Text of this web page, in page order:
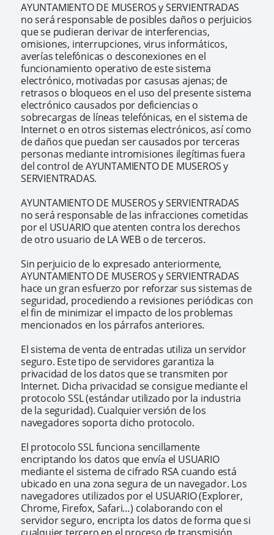
AYUNTAMIENTO DE MUSEROS y SERVIENTRADAS
no será responsable de posibles daños o perjuicios
que se pudieran derivar de interferencias,
omisiones, interrupciones, virus informáticos,
averías telefónicas o desconexiones en el
funcionamiento operativo de este sistema
electrónico, motivadas por casusas ajenas; de
retrasos o bloqueos en el uso del presente sistema
electrónico causados por deficiencias o
sobrecargas de líneas telefónicas, en el sistema de
Internet o en otros sistemas electrónicos, así como
de daños que puedan ser causados por terceras
personas mediante intromisiones ilegítimas fuera
del control de AYUNTAMIENTO DE MUSEROS y
SERVIENTRADAS.
AYUNTAMIENTO DE MUSEROS y SERVIENTRADAS
no será responsable de las infracciones cometidas
por el USUARIO que atenten contra los derechos
de otro usuario de LA WEB o de terceros.
Sin perjuicio de lo expresado anteriormente,
AYUNTAMIENTO DE MUSEROS y SERVIENTRADAS
hace un gran esfuerzo por reforzar sus sistemas de
seguridad, procediendo a revisiones periódicas con
el fin de minimizar el impacto de los problemas
mencionados en los párrafos anteriores.
El sistema de venta de entradas utiliza un servidor
seguro. Este tipo de servidores garantiza la
privacidad de los datos que se transmiten por
Internet. Dicha privacidad se consigue mediante el
protocolo SSL (estándar utilizado por la industria
de la seguridad). Cualquier versión de los
navegadores soporta dicho protocolo.
El protocolo SSL funciona sencillamente
encriptando los datos que envía el USUARIO
mediante el sistema de cifrado RSA cuando está
ubicado en una zona segura de un navegador. Los
navegadores utilizados por el USUARIO (Explorer,
Chrome, Firefox, Safari…) colaborando con el
servidor seguro, encripta los datos de forma que si